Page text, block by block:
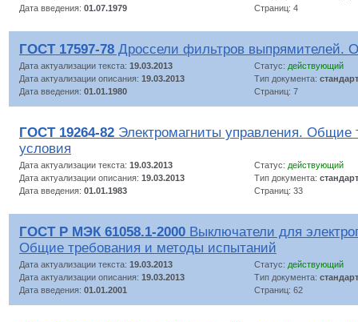
Дата введения: 01.07.1979 Страниц: 4
ГОСТ 17597-78 Дроссели фильтров выпрямителей.
Дата актуализации текста: 19.03.2013 Статус: действующий
Дата актуализации описания: 19.03.2013 Тип документа: стандарт
Дата введения: 01.01.1980 Страниц: 7
ГОСТ 19264-82 Электромагниты управления. Общие
условия
Дата актуализации текста: 19.03.2013 Статус: действующий
Дата актуализации описания: 19.03.2013 Тип документа: стандарт
Дата введения: 01.01.1983 Страниц: 33
ГОСТ Р МЭК 61058.1-2000 Выключатели для
Общие требования и методы испытаний
Дата актуализации текста: 19.03.2013 Статус: действующий
Дата актуализации описания: 19.03.2013 Тип документа: стандарт
Дата введения: 01.01.2001 Страниц: 62